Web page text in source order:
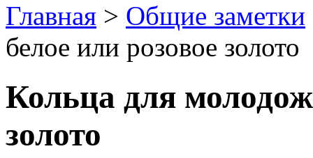
Главная > Общие заметки
белое или розовое золото
Кольца для
золото